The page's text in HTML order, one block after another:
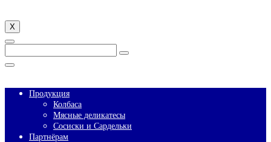
X
Enter
Keyword
for:
Search
Close
Продукция
Колбаса
Мясные деликатесы
Сосиски и Сардельки
Партнёрам